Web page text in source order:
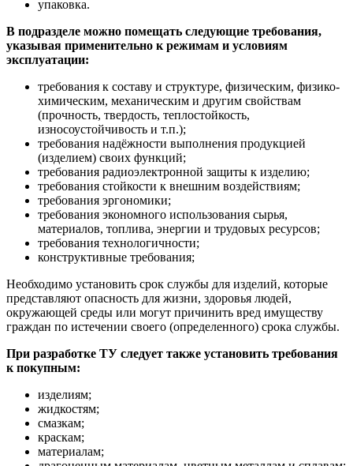
упаковка.
В подразделе можно помещать следующие требования,
указывая применительно к режимам и условиям
эксплуатации:
требования к составу и структуре, физическим, физико-
химическим, механическим и другим свойствам
(прочность, твердость, теплостойкость,
износоустойчивость и т.п.);
требования надёжности выполнения продукцией
(изделием) своих функций;
требования радиоэлектронной защиты к изделию;
требования стойкости к внешним воздействиям;
требования эргономики;
требования экономного использования сырья,
материалов, топлива, энергии и трудовых ресурсов;
требования технологичности;
конструктивные требования;
Необходимо установить срок службы для изделий, которые
представляют опасность для жизни, здоровья людей,
окружающей среды или могут причинить вред имуществу
граждан по истечении своего (определенного) срока службы.
При разработке ТУ следует также установить требования
к покупным:
изделиям;
жидкостям;
смазкам;
краскам;
материалам;